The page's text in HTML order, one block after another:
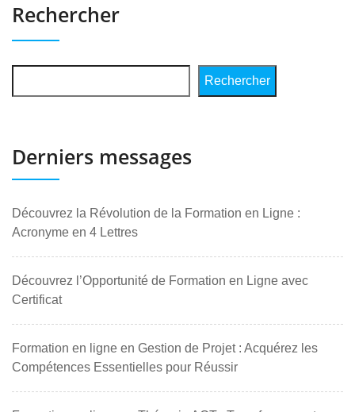
Rechercher
Rechercher
Derniers messages
Découvrez la Révolution de la Formation en Ligne :
Acronyme en 4 Lettres
Découvrez l’Opportunité de Formation en Ligne avec
Certificat
Formation en ligne en Gestion de Projet : Acquérez les
Compétences Essentielles pour Réussir